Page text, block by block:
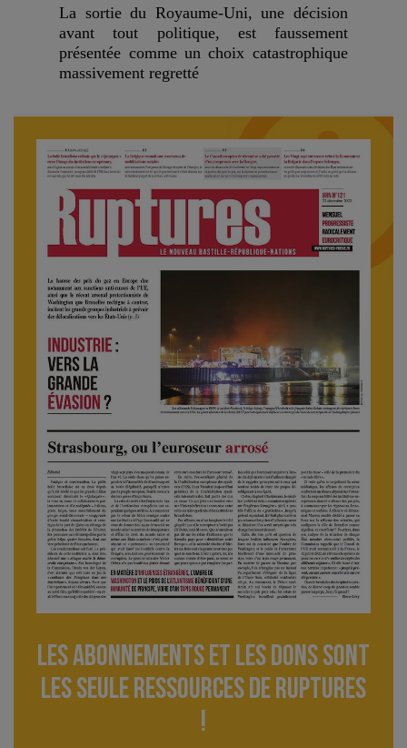
La sortie du Royaume-Uni, une décision
avant tout politique, est faussement
présentée comme un choix catastrophique
massivement regretté
Les abonnements et les dons sont
lES seule ressourceS de Ruptures
!